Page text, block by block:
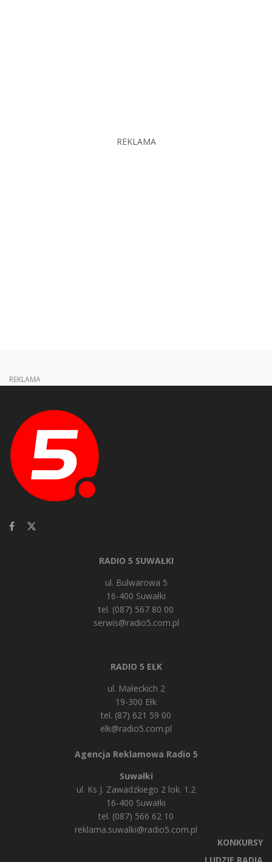
REKLAMA
REKLAMA
RADIO 5 SUWAŁKI
ul. Bulwarowa 5
16-400 Suwałki
tel. (087) 567 80 00
serwis@radio5.com.pl
RADIO 5 EŁK
ul. Małeckich 2
19-300 Ełk
tel. (87) 621 59 00
elk@radio5.com.pl
Agencja Reklamowa Radio 5
Suwałki
ul. Ks J. Zawadzkiego 2 lok. 1.2
16-400 Suwałki
tel. (087) 566 62 10
reklama.suwalki@radio5.com.pl
KONKURSY